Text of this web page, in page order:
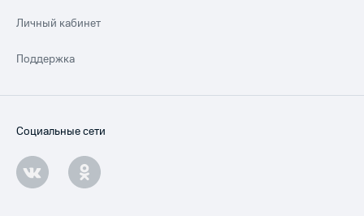
Личный кабинет
Поддержка
Социальные сети